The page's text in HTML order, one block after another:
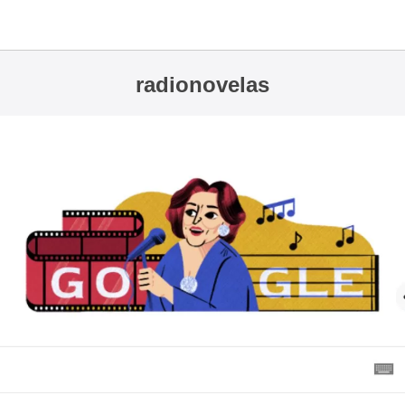
radionovelas